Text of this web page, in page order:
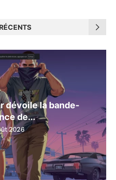
dévoile la bande-
de...
2026